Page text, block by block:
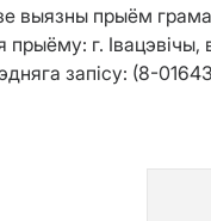
выязны прыём
г.
запісу: (8-